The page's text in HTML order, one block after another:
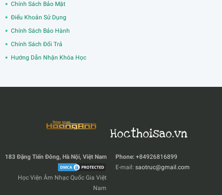
Chính Sách Bảo Mật
Điểu Khoản Sử Dụng
Chính Sách Bảo Hành
Chính Sách Đổi Trả
Hướng Dẫn Nhận Khóa Học
Hocthoisao.vn
Phone: +84926816899
E-mail: saotruc@gmail.com
183 Đặng Tiến Đông, Hà Nội, Việt Nam
Học Viện Âm Nhạc Quốc Gia Việt
Nam